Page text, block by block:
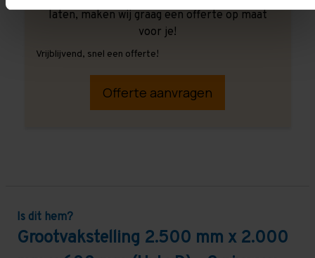
laten, maken wij graag een offerte op maat
voor je!
Vrijblijvend, snel een offerte!
Offerte aanvragen
Is dit hem?
Grootvakstelling 2.500 mm x 2.000